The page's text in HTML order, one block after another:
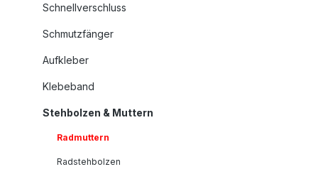
Schnellverschluss
Schmutzfänger
Aufkleber
Klebeband
Stehbolzen & Muttern
Radmuttern
Radstehbolzen